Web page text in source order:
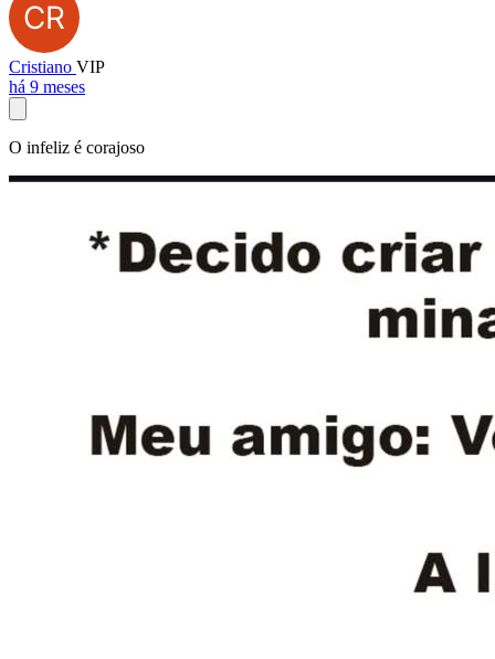
Cristiano VIP
há 9 meses
O infeliz é corajoso